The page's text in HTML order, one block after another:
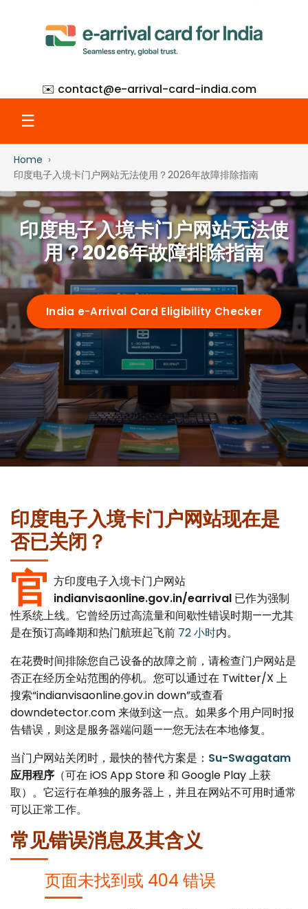
✉️ contact@e-arrival-card-india.com
☰
Home
What Is eAC
How to Apply
Step-by-Step with Screenshots
Requirements
Visa Types
e-arrival card vs eVisa
Who Needs It
OCI Cardholders
Guides
72-Hour Rule
QR Code Guide
Common Mistakes
Portal Troubleshooting
Error Correction
Missed Deadline
US Citizens
UK Citizens
Australia
Canada
EU Citizens
NRI Guide
Airports
Delhi (IGI)
Mumbai
FAQ
Home
印度电子入境卡门户网站无法使用？2026年故障排除指南
印度电子入境卡门户网站无法使
用？2026年故障排除指南
India e-Arrival Card Eligibility Checker
印度电子入境卡门户网站现在是
否已关闭？
官 方印度电子入境卡门户网站
indianvisaonline.gov.in/earrival已作为强制
性系统上线。它曾经历过高流量和间歇性错误时期——尤其
是在预订高峰期和热门航班起飞前 72 小时内。
在花费时间排除您自己设备的故障之前，请检查门户网站是
否正在经历全站范围的停机。您可以通过在 Twitter/X 上
搜索“indianvisaonline.gov.in down”或查看
downdetector.com 来做到这一点。如果多个用户同时报
告错误，则这是服务器端问题——您无法在本地修复。
当门户网站关闭时，最快的替代方案是： Su-Swagatam
应用程序 （可在 iOS App Store 和 Google Play 上获
取）。它运行在单独的服务器上，并且在网站不可用时通常
可以正常工作。
常见错误消息及其含义
页面未找到或 404 错误